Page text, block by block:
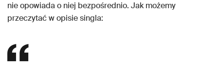
nie opowiada o niej bezpośrednio. Jak możemy
przeczytać w opisie singla: